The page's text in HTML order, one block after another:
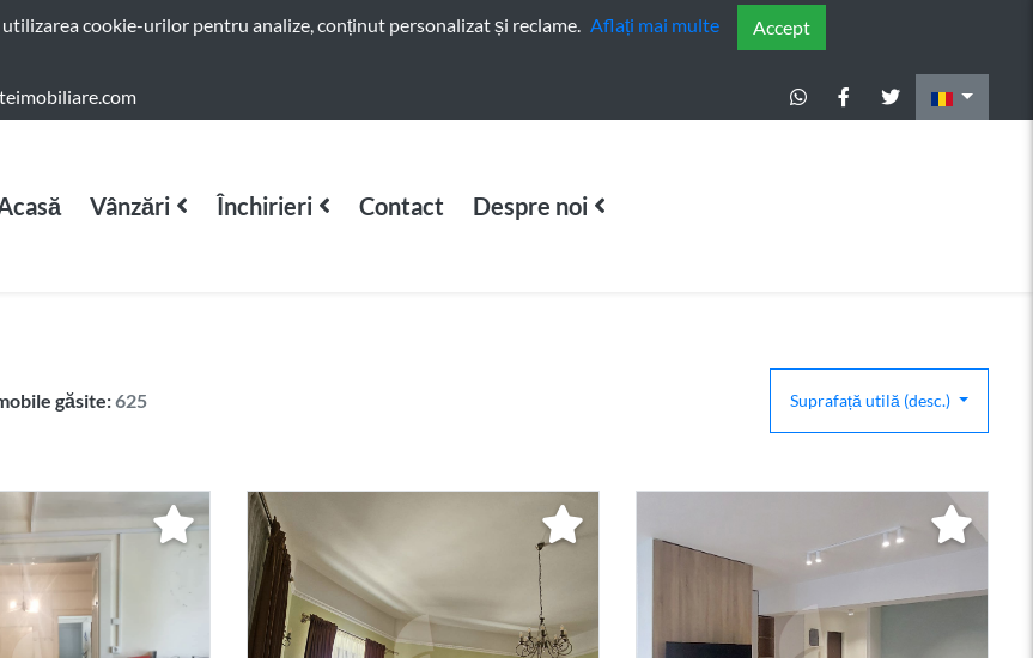
cookie-urilor pentru analize, conținut personalizat și reclame. Aflați mai multe Accept
Vânzări Închirieri Contact Despre noi
găsite:625 Suprafață utilă (desc.)